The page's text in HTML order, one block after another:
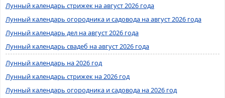
Лунный календарь стрижек на август 2026 года
Лунный календарь огородника и садовода на август 2026 года
Лунный календарь дел на август 2026 года
Лунный календарь свадеб на август 2026 года
Лунный календарь на 2026 год
Лунный календарь стрижек на 2026 год
Лунный календарь огородника и садовода на 2026 год